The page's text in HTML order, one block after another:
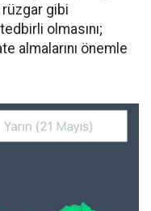
rüzgar gibi
olmasını;
almalarını önemle